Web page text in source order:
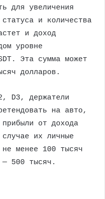
для увеличения
и количества
и доход
уровне
Эта сумма может
долларов.
D3, держатели
на авто,
от дохода
их личные
не менее 100 тысяч
— 500 тысяч.